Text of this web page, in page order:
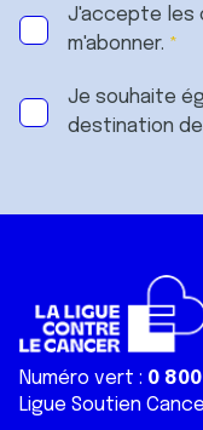
J'accepte les
m'abonner.
Je souhaite
destination
Numéro vert : 0
Ligue Soutien